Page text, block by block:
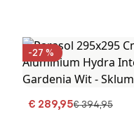
-27 %
€ 289,95€ 394,95